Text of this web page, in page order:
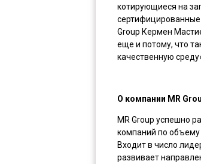
котирующиеся на
Group Кермен
еще и потому, что
качественную
О компании MR
MR Group успешно
компаний по объему
Входит в число
развивает